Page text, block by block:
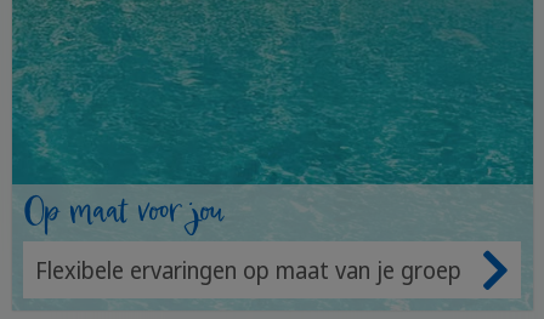
Op maat voor jou
Flexibele ervaringen op maat van je groep